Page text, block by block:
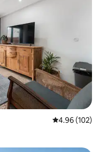
從 102 則評價
4.96 (102)